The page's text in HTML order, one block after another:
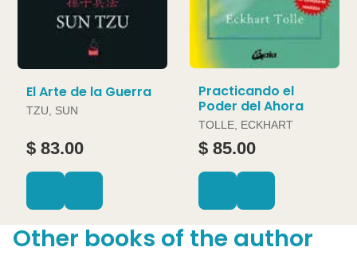
El Arte de la Guerra
TZU, SUN
$ 83.00
Practicando el
Poder del Ahora
TOLLE, ECKHART
$ 85.00
Other books of the author